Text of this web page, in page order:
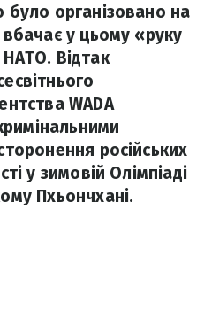
було організовано на
у цьому «руку
Відтак
WADA
російських
у зимовій Олімпіаді
Пхьончхані.